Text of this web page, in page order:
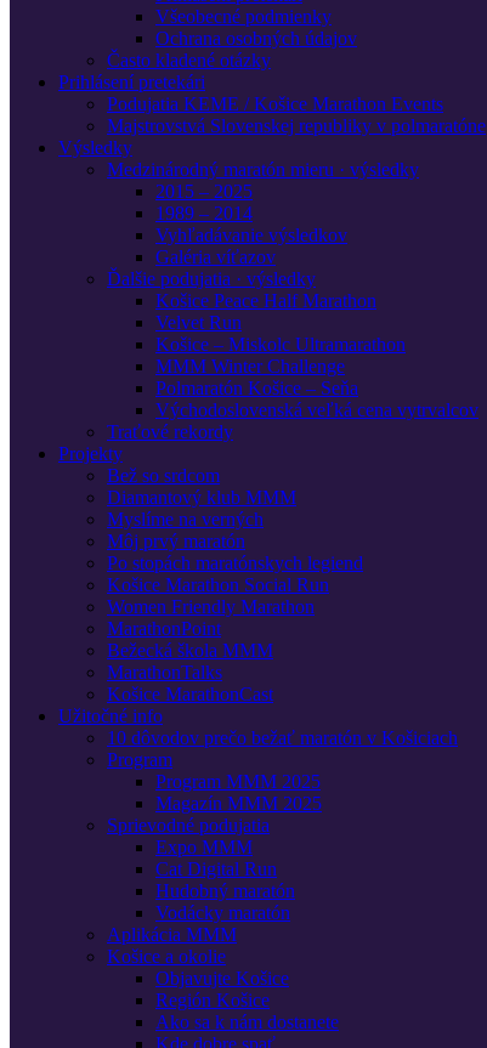
Všeobecné podmienky
Ochrana osobných údajov
Často kladené otázky
Prihlásení pretekári
Podujatia KEME / Košice Marathon Events
Majstrovstvá Slovenskej republiky v polmaratóne
Výsledky
Medzinárodný maratón mieru · výsledky
2015 – 2025
1989 – 2014
Vyhľadávanie výsledkov
Galéria víťazov
Ďalšie podujatia · výsledky
Košice Peace Half Marathon
Velvet Run
Košice – Miskolc Ultramarathon
MMM Winter Challenge
Polmaratón Košice – Seňa
Východoslovenská veľká cena vytrvalcov
Traťové rekordy
Projekty
Bež so srdcom
Diamantový klub MMM
Myslíme na verných
Môj prvý maratón
Po stopách maratónskych legiend
Košice Marathon Social Run
Women Friendly Marathon
MarathonPoint
Bežecká škola MMM
MarathonTalks
Košice MarathonCast
Užitočné info
10 dôvodov prečo bežať maratón v Košiciach
Program
Program MMM 2025
Magazín MMM 2025
Sprievodné podujatia
Expo MMM
Cat Digital Run
Hudobný maratón
Vodácky maratón
Aplikácia MMM
Košice a okolie
Objavujte Košice
Región Košice
Ako sa k nám dostanete
Kde dobre spať